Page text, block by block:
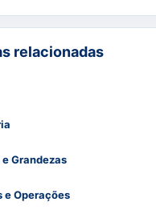
relacionadas
Grandezas
e Operações